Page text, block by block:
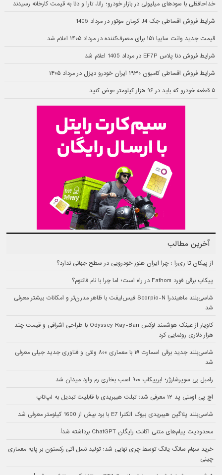
خداحافظی با سودهای میلیونی در بازار خودرو؛ رانا، تارا و دنا به قیمت کارخانه رسیدند
شرایط فروش اقساطی جک J4 کرمان موتور در مرداد 1405
قیمت جدید وانت سایپا ۱۵۱ برای مصرف‌کننده در مرداد ۱۴۰۵ اعلام شد
شرایط فروش دنا پلاس EF7P در مرداد 1405 اعلام شد
شرایط فروش اقساطی کامیون ۱۹۳۰ ایران خودرو دیزل در مرداد ۱۴۰۵
۵ قطعه خودرو که باید در ۹۶ هزار کیلومتر عوض کنید
آخرین مطالب
از پیکان تا ری‌را ؛ چرا ایران هنوز خودرویی در سطح جهانی ندارد؟
پیکاپ برقی فورد Fathom در راه است؛ اما چرا با نام فانتوم؟
شاسی‌بلند ماهیندرا Scorpio-N فیس‌لیفت با ظاهر مدرن‌تر و امکانات بیشتر معرفی
شد
کاویار از عینک هوشمند لوکس Odyssey Ray-Ban با طراحی اشرافی و قیمت چند
هزار دلاری رونمایی کرد
شاسی‌بلند جدید برقی اسمارت #۱ با معماری ۸۰۰ ولتی و فناوری جدید جیلی معرفی
شد
رامبل بی سوپرشارژر؛ ابرپیکاپ ۹۰۰ اسب بخاری رم وارد میدان شد
اچ پی اومنی پد ۱۲ معرفی شد؛ تبلت هیبریدی با قابلیت تبدیل به لپ‌تاپ
شاسی‌بلند پلاگین هیبریدی بیوک الکترا E7 با برد بیش از 1600 کیلومتر معرفی شد
محدودیت پیام‌های متنی اکانت رایگان ChatGPT برداشته شد!
خرید سهام سانگ‌ یانگ توسط چری نهایی شد؛ تولید نسل آتی رکستون بر پایه معماری
چینی